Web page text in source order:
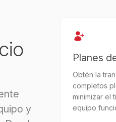
y
Planes
Obtén la
completos
minimizar el
equipo